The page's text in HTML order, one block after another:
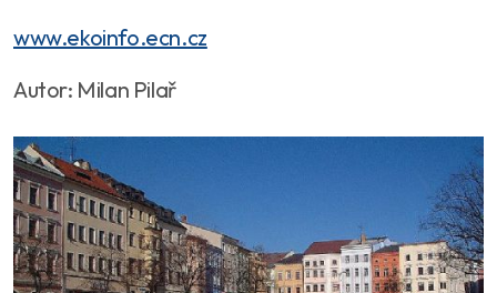
www.ekoinfo.ecn.cz
Autor: Milan Pilař